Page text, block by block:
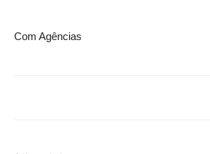
Com Agências